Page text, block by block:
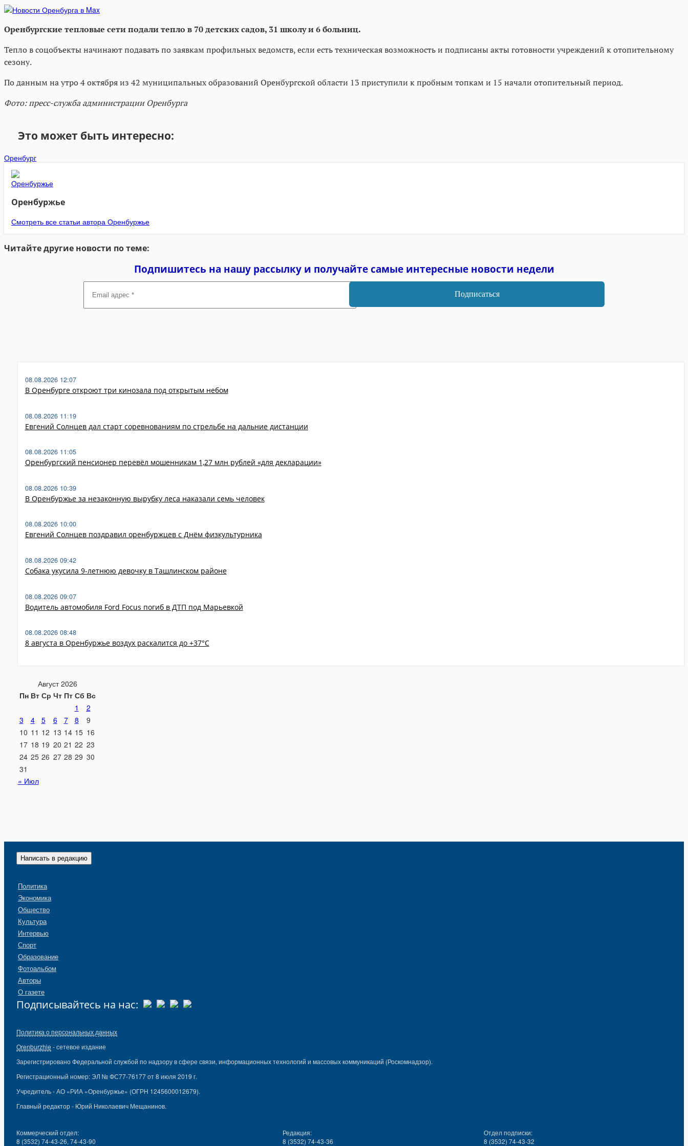
Оренбургские тепловые сети подали тепло в 70 детских садов, 31 школу и 6 больниц.
Тепло в соцобъекты начинают подавать по заявкам профильных ведомств, если есть техническая возможность и подписаны акты готовности учреждений к отопительному
сезону.
По данным на утро 4 октября из 42 муниципальных образований Оренбургской области 13 приступили к пробным топкам и 15 начали отопительный период.
Фото: пресс-служба администрации Оренбурга
Это может быть интересно:
Оренбург
Оренбуржье
Смотреть все статьи автора Оренбуржье
Читайте другие новости по теме:
Подпишитесь на нашу рассылку и получайте самые интересные новости недели
адрес
*
В Оренбурге откроют три кинозала под открытым небом
08.08.2026 12:07
Евгений Солнцев дал старт соревнованиям по стрельбе на дальние дистанции
08.08.2026 11:19
Оренбургский пенсионер перевёл мошенникам 1,27 млн рублей «для декларации»
08.08.2026 11:05
В Оренбуржье за незаконную вырубку леса наказали семь человек
08.08.2026 10:39
Евгений Солнцев поздравил оренбуржцев с Днём физкультурника
08.08.2026 10:00
Собака укусила 9-летнюю девочку в Ташлинском районе
08.08.2026 09:42
Водитель автомобиля Ford Focus погиб в ДТП под Марьевкой
08.08.2026 09:07
8 августа в Оренбуржье воздух раскалится до +37°C
08.08.2026 08:48
Август 2026
Пн Вт Ср Чт Пт Сб Вс
1
2
3
4 5 6 7 8
9
10 11 12 13 14 15 16
17 18 19 20 21 22 23
24 25 26 27 28 29 30
31
« Июл
Написать в редакцию
Политика
Экономика
Общество
Культура
Интервью
Спорт
Образование
Фотоальбом
Авторы
О газете
Подписывайтесь на нас:
Политика о персональных данных
Orenburzhie - сетевое издание
Зарегистрировано Федеральной службой по надзору в сфере связи, информационных технологий и массовых коммуникаций (Роскомнадзор).
Регистрационный номер: ЭЛ № ФС77-76177 от 8 июля 2019 г.
Учредитель - АО «РИА «Оренбуржье» (ОГРН 1245600012679).
Главный редактор - Юрий Николаевич Мещанинов.
Коммерческий отдел:
8 (3532) 74-43-26, 74-43-90
Редакция:
8 (3532) 74-43-36
Отдел подписки:
8 (3532) 74-43-32